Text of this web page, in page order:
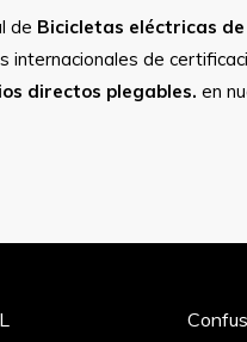
de Bicicletas eléctricas
internacionales de
directos plegables. en